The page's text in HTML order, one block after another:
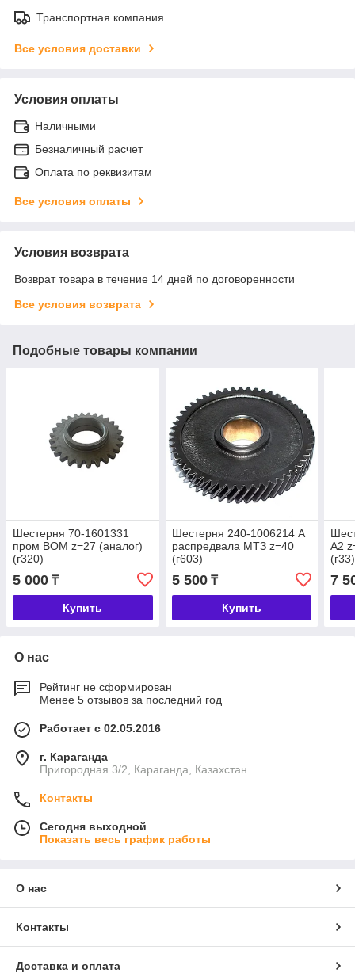
Транспортная компания
Все условия доставки
Условия оплаты
Наличными
Безналичный расчет
Оплата по реквизитам
Все условия оплаты
Условия возврата
Возврат товара в течение 14 дней по договоренности
Все условия возврата
Подобные товары компании
Шестерня 70-1601331
пром ВОМ z=27 (аналог)
(г320)
5 000 ₸
Купить
Шестерня 240-1006214 А
распредвала МТЗ z=40
(г603)
5 500₸
Купить
А2
(г33)
7
О нас
Рейтинг не сформирован
Менее 5 отзывов за последний год
Работает с 02.05.2016
г. Караганда
Пригородная 3/2, Караганда, Казахстан
Контакты
Сегодня выходной
Показать весь график работы
О нас
Контакты
Доставка и оплата